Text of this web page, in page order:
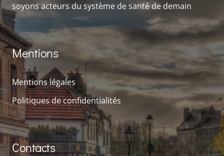
soyons acteurs du système de santé de demain
Mentions
Mentions légales
Politiques de confidentialités
Contacts